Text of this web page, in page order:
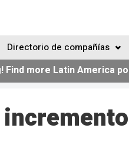
Directorio de compañías
Find more Latin America